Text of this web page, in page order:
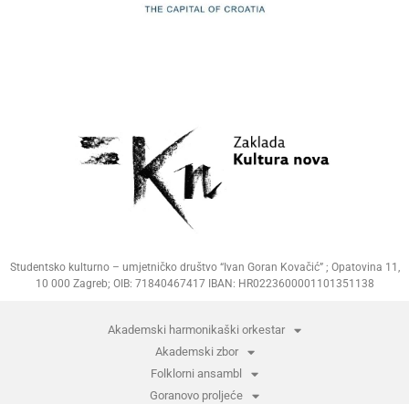
Studentsko kulturno – umjetničko društvo “Ivan Goran Kovačić” ; Opatovina 11,
10 000 Zagreb; OIB: 71840467417 IBAN: HR0223600001101351138
Akademski harmonikaški orkestar
Akademski zbor
Folklorni ansambl
Goranovo proljeće